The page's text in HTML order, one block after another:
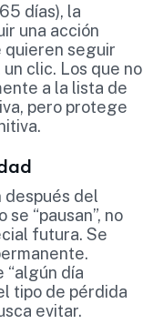
días), la
una acción
quieren seguir
clic. Los que no
a la lista de
pero protege
después del
“pausan”, no
futura. Se
“algún día
tipo de pérdida
evitar.